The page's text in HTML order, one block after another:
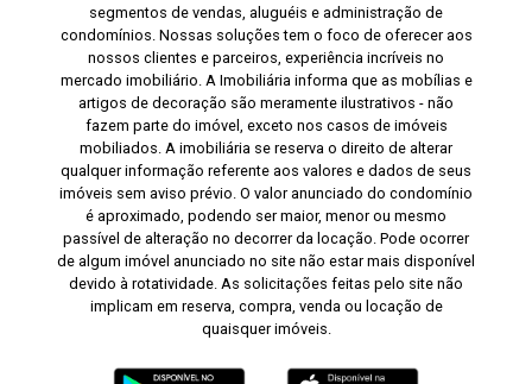
segmentos de vendas, aluguéis e administração de
condomínios. Nossas soluções tem o foco de oferecer aos
nossos clientes e parceiros, experiência incríveis no
mercado imobiliário. A Imobiliária informa que as mobílias e
artigos de decoração são meramente ilustrativos - não
fazem parte do imóvel, exceto nos casos de imóveis
mobiliados. A imobiliária se reserva o direito de alterar
qualquer informação referente aos valores e dados de seus
imóveis sem aviso prévio. O valor anunciado do condomínio
é aproximado, podendo ser maior, menor ou mesmo
passível de alteração no decorrer da locação. Pode ocorrer
de algum imóvel anunciado no site não estar mais disponível
devido à rotatividade. As solicitações feitas pelo site não
implicam em reserva, compra, venda ou locação de
quaisquer imóveis.